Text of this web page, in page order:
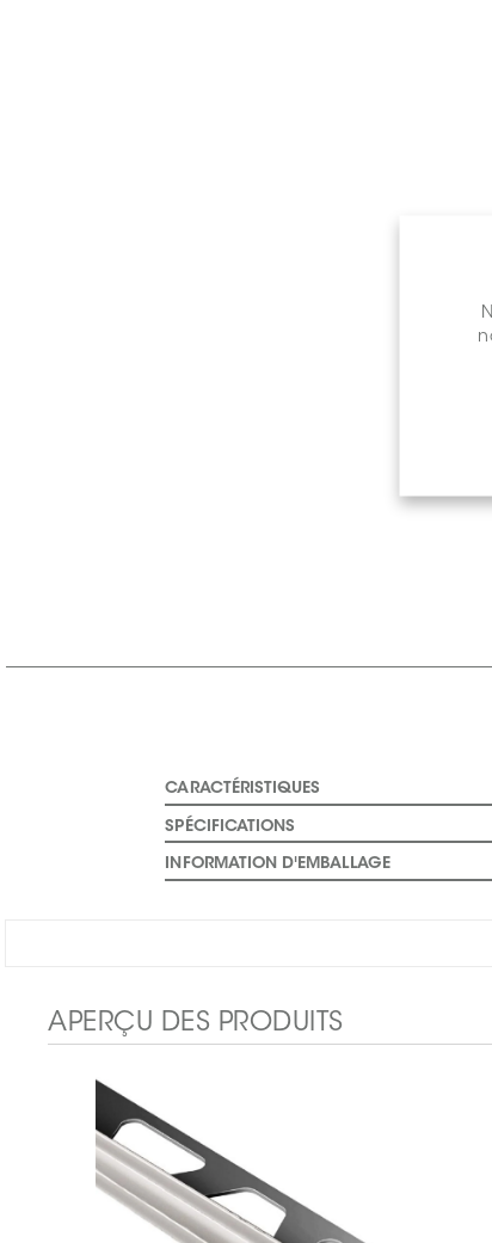
CARACTÉRISTIQUES
SPÉCIFICATIONS
INFORMATION D'EMBALLAGE
APERÇU DES PRODUITS